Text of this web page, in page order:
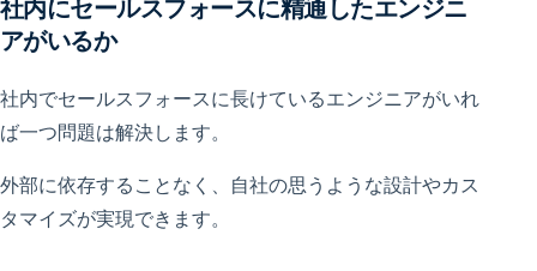
社内にセールスフォースに精通したエンジニ
アがいるか
社内でセールスフォースに長けているエンジニアがいれ
ば一つ問題は解決します。
外部に依存することなく、自社の思うような設計やカス
タマイズが実現できます。